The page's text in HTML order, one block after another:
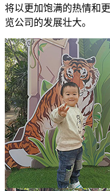
将以更加饱满的热情和
览公司的发展壮大。